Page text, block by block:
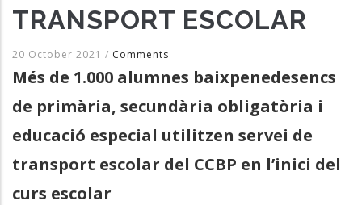
TRANSPORT ESCOLAR
20 October 2021 / Comments
Més de 1.000 alumnes baixpenedesencs
de primària, secundària obligatòria i
educació especial utilitzen servei de
transport escolar del CCBP en l’inici del
curs escolar